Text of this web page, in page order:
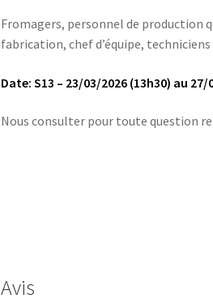
Fromagers, personnel de production
fabrication, chef d’équipe,
Date: S13 – 23/03/2026 (13h30) au 27/
Nous consulter pour toute question
Avis